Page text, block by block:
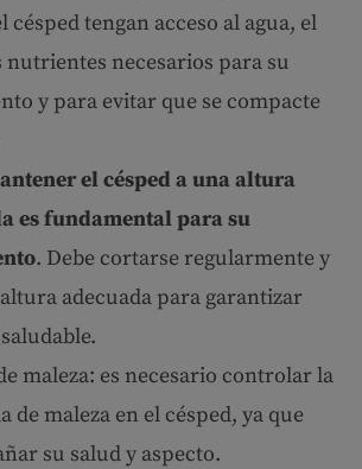
césped tengan acceso al agua, el
nutrientes necesarios para su
y para evitar que se compacte
el césped a una altura
es fundamental para su
. Debe cortarse regularmente y
adecuada para garantizar
maleza: es necesario controlar la
de maleza en el césped, ya que
su salud y aspecto.